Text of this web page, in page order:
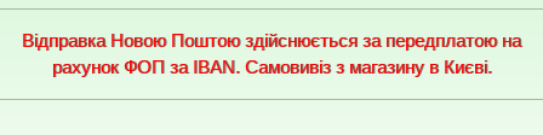
Відправка Новою Поштою здійснюється за передплатою на
рахунок ФОП за IBAN. Самовивіз з магазину в Києві.